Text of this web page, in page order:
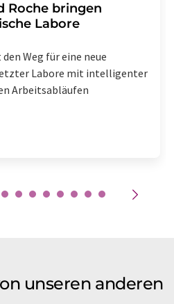
Roche bringen
Labore
Weg für eine neue
Labore mit intelligenter
Arbeitsabläufen
unseren anderen